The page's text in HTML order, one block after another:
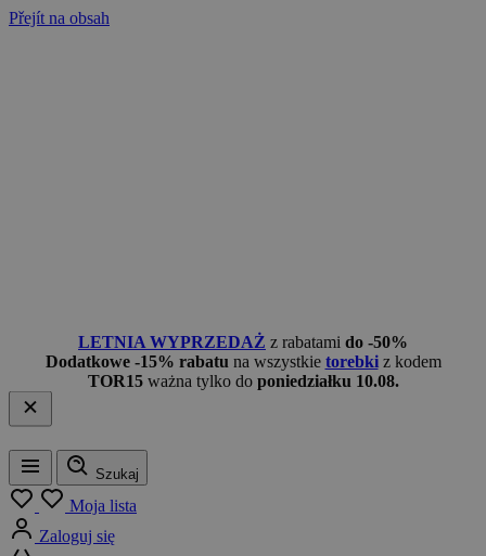
Přejít na obsah
LETNIA WYPRZEDAŻ z rabatami do -50%
Dodatkowe -15% rabatu na wszystkie torebkiz kodem
TOR15 ważna tylko do poniedziałku 10.08.
Menu
Szukaj
Moja lista
Zaloguj się